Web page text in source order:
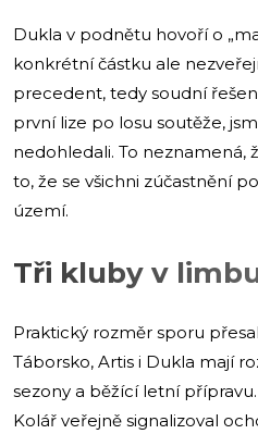
Dukla v podnětu hovoří o
konkrétní částku ale
precedent, tedy soudní
první lize po losu soutěže,
nedohledali. To neznamená,
to, že se všichni zúčastnění
území.
Tři kluby v
Praktický rozměr sporu
Táborsko, Artis i Dukla mají
sezony a běžící letní
Kolář veřejně signalizoval